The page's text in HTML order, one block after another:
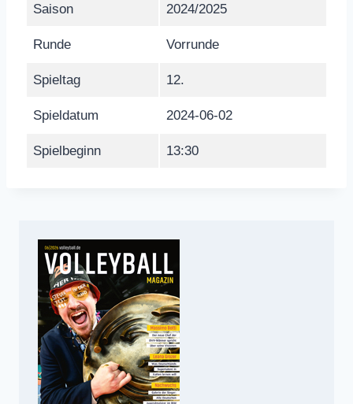
Saison 2024/2025
Runde Vorrunde
Spieltag 12.
Spieldatum 2024-06-02
Spielbeginn 13:30